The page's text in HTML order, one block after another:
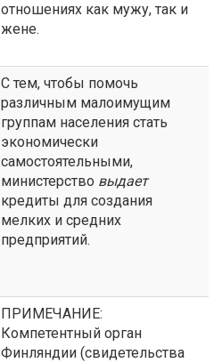
отношениях как мужу, так и
жене.
С тем, чтобы помочь
различным малоимущим
группам населения стать
экономически
самостоятельными,
министерство выдает
кредиты для создания
мелких и средних
предприятий.
ПРИМЕЧАНИЕ:
Компетентный орган
Финляндии (свидетельства